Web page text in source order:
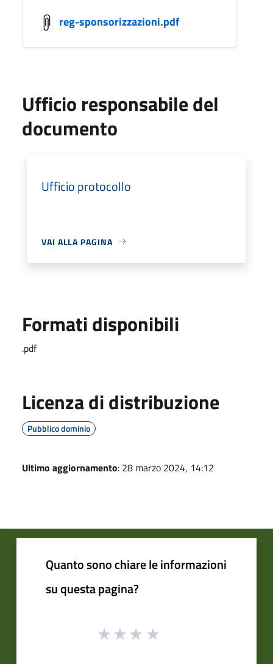
reg-sponsorizzazioni.pdf
Ufficio responsabile del
documento
Ufficio protocollo
VAI ALLA PAGINA
Formati disponibili
.pdf
Licenza di distribuzione
Pubblico dominio
Ultimo aggiornamento: 28 marzo 2024, 14:12
Quanto sono chiare le informazioni
su questa pagina?